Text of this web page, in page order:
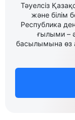
Тәуелсіз
және білім
Республика
ғылыми –
басылымына өз